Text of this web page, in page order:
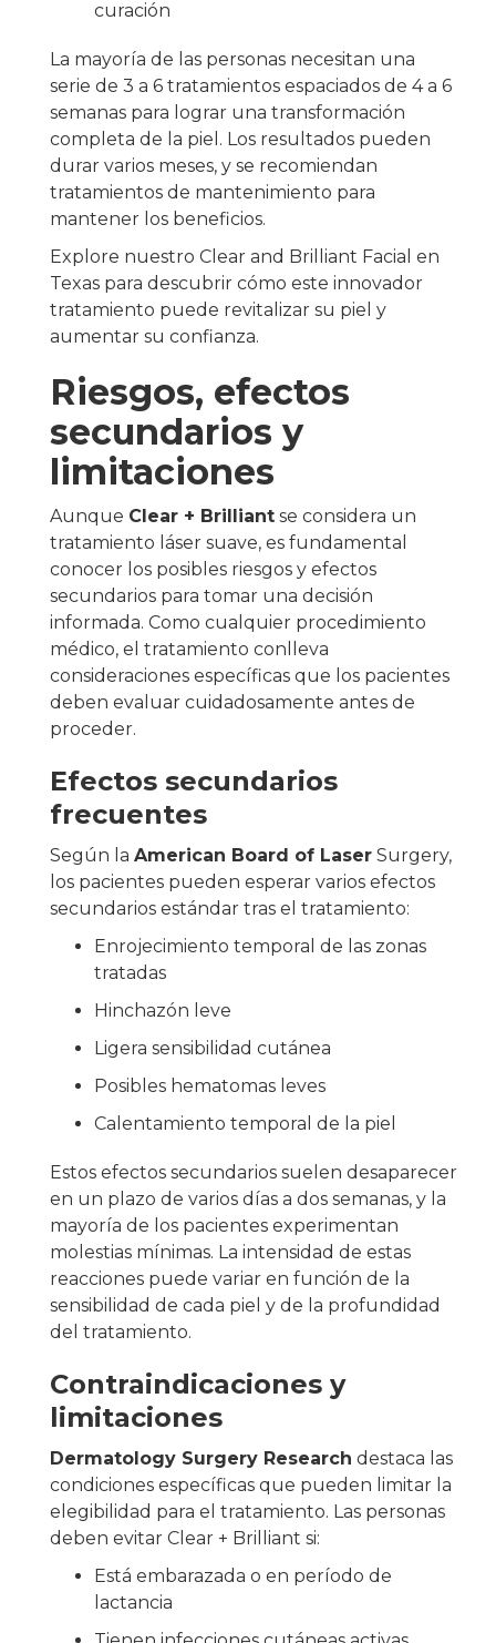
curación
La mayoría de las personas necesitan una
serie de 3 a 6 tratamientos espaciados de 4 a 6
semanas para lograr una transformación
completa de la piel. Los resultados pueden
durar varios meses, y se recomiendan
tratamientos de mantenimiento para
mantener los beneficios.
Explore nuestro Clear and Brilliant Facial en
Texas para descubrir cómo este innovador
tratamiento puede revitalizar su piel y
aumentar su confianza.
Riesgos, efectos
secundarios y
limitaciones
Aunque Clear + Brilliant se considera un
tratamiento láser suave, es fundamental
conocer los posibles riesgos y efectos
secundarios para tomar una decisión
informada. Como cualquier procedimiento
médico, el tratamiento conlleva
consideraciones específicas que los pacientes
deben evaluar cuidadosamente antes de
proceder.
Efectos secundarios
frecuentes
Según la American Board of Laser Surgery,
los pacientes pueden esperar varios efectos
secundarios estándar tras el tratamiento:
Enrojecimiento temporal de las zonas
tratadas
Hinchazón leve
Ligera sensibilidad cutánea
Posibles hematomas leves
Calentamiento temporal de la piel
Estos efectos secundarios suelen desaparecer
en un plazo de varios días a dos semanas, y la
mayoría de los pacientes experimentan
molestias mínimas. La intensidad de estas
reacciones puede variar en función de la
sensibilidad de cada piel y de la profundidad
del tratamiento.
Contraindicaciones y
limitaciones
Dermatology Surgery Research destaca las
condiciones específicas que pueden limitar la
elegibilidad para el tratamiento. Las personas
deben evitar Clear + Brilliant si:
Está embarazada o en período de
lactancia